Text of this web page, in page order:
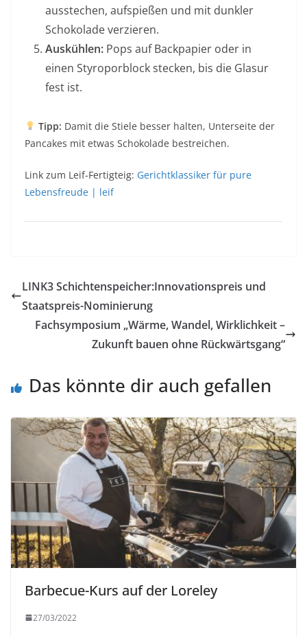
ausstechen, aufspießen und mit dunkler
Schokolade verzieren.
Auskühlen: Pops auf Backpapier oder in
einen Styroporblock stecken, bis die Glasur
fest ist.
Tipp: Damit die Stiele besser halten, Unterseite der
Pancakes mit etwas Schokolade bestreichen.
Link zum Leif-Fertigteig: Gerichtklassiker für pure
Lebensfreude | leif
LINK3 Schichtenspeicher:Innovationspreis und
Staatspreis-Nominierung
Fachsymposium „Wärme, Wandel, Wirklichkeit –
Zukunft bauen ohne Rückwärtsgang“
Das könnte dir auch gefallen
Barbecue-Kurs auf der Loreley
27/03/2022